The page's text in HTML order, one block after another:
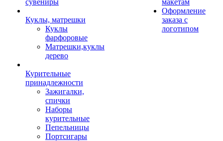
сувениры
Куклы, матрешки
Куклы
фарфоровые
Матрешки,куклы
дерево
Курительные
принадлежности
Зажигалки,
спички
Наборы
курительные
Пепельницы
Портсигары
макетам
Оформление
заказа с
логотипом